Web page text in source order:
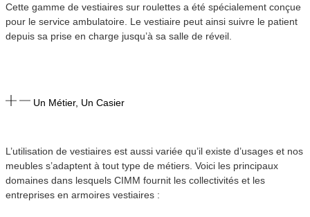
Cette gamme de vestiaires sur roulettes a été spécialement conçue
pour le service ambulatoire. Le vestiaire peut ainsi suivre le patient
depuis sa prise en charge jusqu’à sa salle de réveil.
Un Métier, Un Casier
L’utilisation de vestiaires est aussi variée qu’il existe d’usages et nos
meubles s’adaptent à tout type de métiers. Voici les principaux
domaines dans lesquels CIMM fournit les collectivités et les
entreprises en armoires vestiaires :